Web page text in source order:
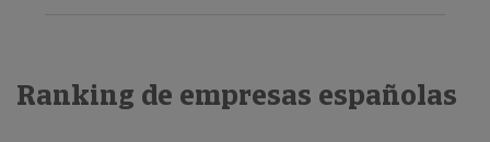
Ranking de empresas españolas